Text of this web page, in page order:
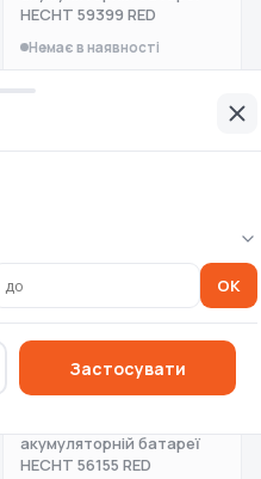
OK
Застосувати
HECHT 59399 RED
Немає в наявності
163 999 ₴
акумуляторній батареї
HECHT 56155 RED